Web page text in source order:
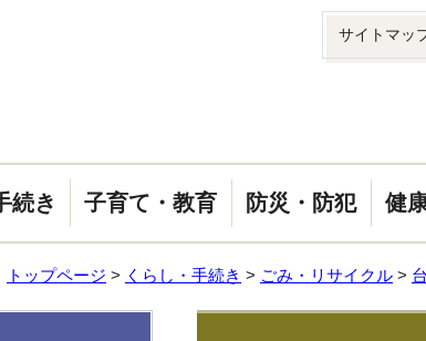
サイトマッ
続き 子育て・教育 防災・防犯 健
トップページ > くらし・手続き > ごみ・リサイクル >